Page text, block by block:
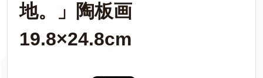
地。」陶板画
19.8×24.8cm